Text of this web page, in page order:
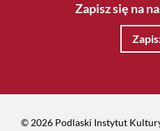
Zapisz się na
© 2026 Podlaski Instytut